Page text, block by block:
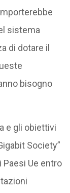
sistema
di dotare il
bisogno
e gli obiettivi
Society”
Paesi Ue entro